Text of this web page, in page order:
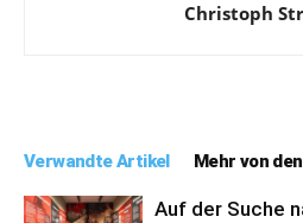
Christoph
Verwandte Artikel Mehr von
Auf der Suche